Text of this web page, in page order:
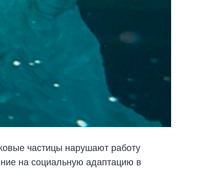
частицы нарушают работу
на социальную адаптацию в